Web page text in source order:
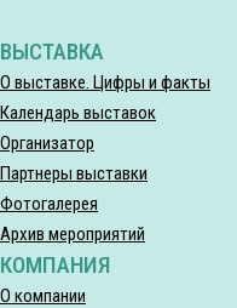
ВЫСТАВКА
О выставке. Цифры и факты
Календарь выставок
Организатор
Партнеры выставки
Фотогалерея
Архив мероприятий
КОМПАНИЯ
О компании